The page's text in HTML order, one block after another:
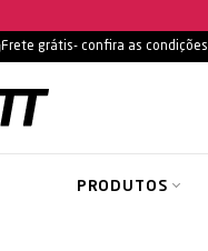
Frete grátis- confira as condições
PRODUTOS